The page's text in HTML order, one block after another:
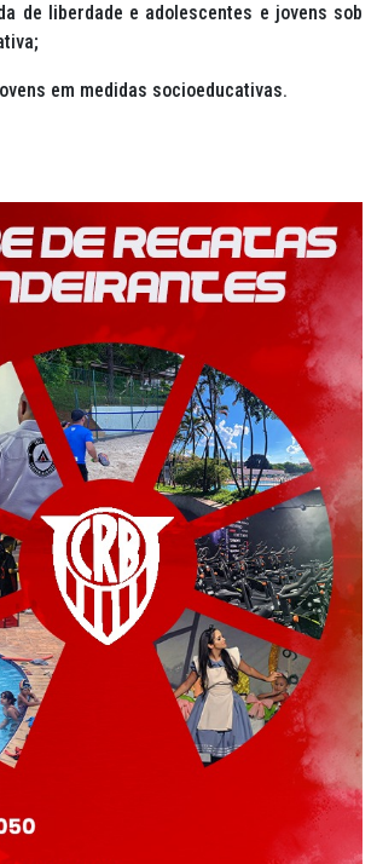
de liberdade e adolescentes e jovens sob
em medidas socioeducativas.